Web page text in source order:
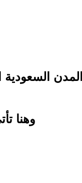
السعودية
وهنا